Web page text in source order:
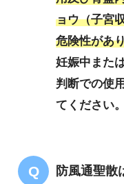
ョウ（子宮
危険性があ
妊娠中また
判断での使
てください。
防風通聖散